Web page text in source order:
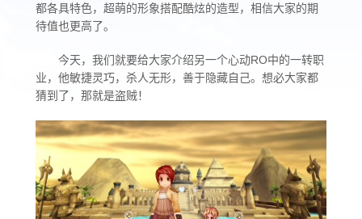
异世界归来的舅舅
古城之泪
玩家论坛
同人专区
都各具特色，超萌的形象搭配酷炫的造型，相信大家的期
待值也更高了。
今天，我们就要给大家介绍另一个心动RO中的一转职
业，他敏捷灵巧，杀人无形，善于隐藏自己。想必大家都
猜到了，那就是盗贼！